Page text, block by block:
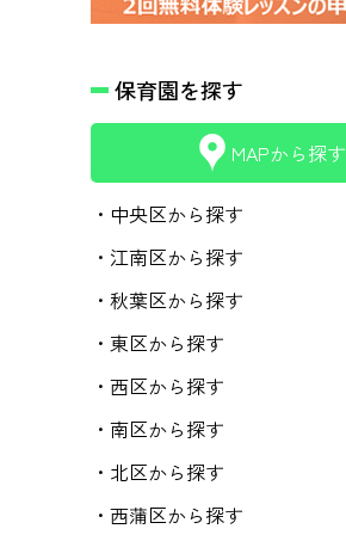
保育園を探す
MAPから探す
・中央区から探す
・江南区から探す
・秋葉区から探す
・東区から探す
・西区から探す
・南区から探す
・北区から探す
・西蒲区から探す